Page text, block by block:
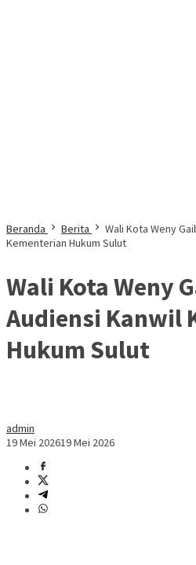
Beranda Berita
Wali Kota Weny
Kementerian Hukum Sulut
Wali Kota Weny
Audiensi Kanwil
Hukum Sulut
admin
19 Mei 202619 Mei 2026